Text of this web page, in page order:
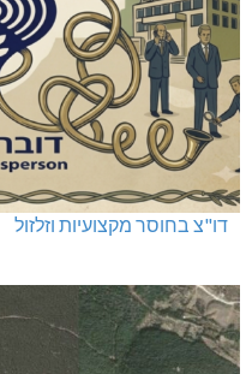
דו"צ בחוסר מקצועיות וזלזול